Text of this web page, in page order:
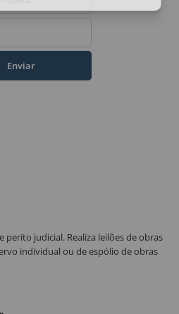
Enviar
perito judicial. Realiza leilões de obras
individual ou de espólio de obras